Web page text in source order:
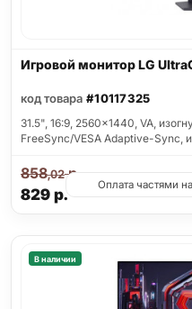
Игровой монитор LG
код товара #10117325
31.5", 16:9, 2560x1440, VA,
FreeSync/VESA Adaptive-Sync,
829р.
858,02р.
Оплата частями
В наличии